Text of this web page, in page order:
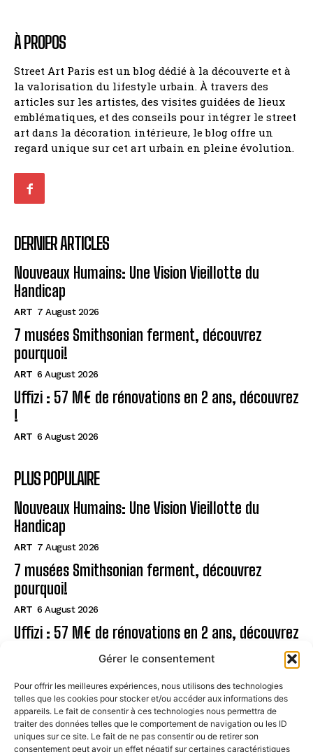
Gérer le consentement
Pour offrir les meilleures expériences, nous utilisons des technologies
telles que les cookies pour stocker et/ou accéder aux informations des
appareils. Le fait de consentir à ces technologies nous permettra de
traiter des données telles que le comportement de navigation ou les ID
uniques sur ce site. Le fait de ne pas consentir ou de retirer son
consentement peut avoir un effet négatif sur certaines caractéristiques
À PROPOS
Street Art Paris est un blog dédié à la découverte et à
la valorisation du lifestyle urbain. À travers des
articles sur les artistes, des visites guidées de lieux
emblématiques, et des conseils pour intégrer le street
art dans la décoration intérieure, le blog offre un
regard unique sur cet art urbain en pleine évolution.
DERNIER ARTICLES
Nouveaux Humains: Une Vision Vieillotte du
Handicap
ART 7 August 2026
7 musées Smithsonian ferment, découvrez
pourquoi!
ART 6 August 2026
Uffizi : 57 M€ de rénovations en 2 ans, découvrez
!
ART 6 August 2026
PLUS POPULAIRE
Nouveaux Humains: Une Vision Vieillotte du
Handicap
ART 7 August 2026
7 musées Smithsonian ferment, découvrez
pourquoi!
ART 6 August 2026
Uffizi : 57 M€ de rénovations en 2 ans, découvrez
Page
CONTACT